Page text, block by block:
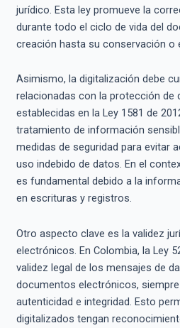
jurídico. Esta ley promueve la
durante todo el ciclo de vida del
creación hasta su conservación o
Asimismo, la digitalización debe
relacionadas con la protección de
establecidas en la Ley 1581 de
tratamiento de información
medidas de seguridad para evitar
uso indebido de datos. En el
es fundamental debido a la
en escrituras y registros.
Otro aspecto clave es la validez
electrónicos. En Colombia, la Ley
validez legal de los mensajes de
documentos electrónicos,
autenticidad e integridad. Esto
digitalizados tengan